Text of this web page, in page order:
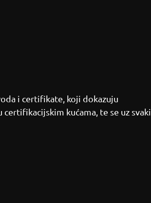
i certifikate, koji dokazuju
kućama, te se uz svaki